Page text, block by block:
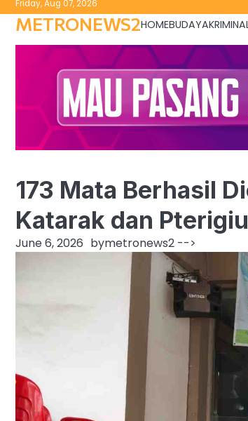
to
content
Friday, Aug 07, 2026
METRONEWS2HOMEBUDAYA
173 Mata Berhasil
Katarak dan
June 6, 2026 bymetronews2 -->